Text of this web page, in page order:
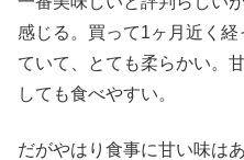
感じる。買って1ヶ月近く
ていて、とても柔らかい。
しても食べやすい。
だがやはり食事に甘い味は